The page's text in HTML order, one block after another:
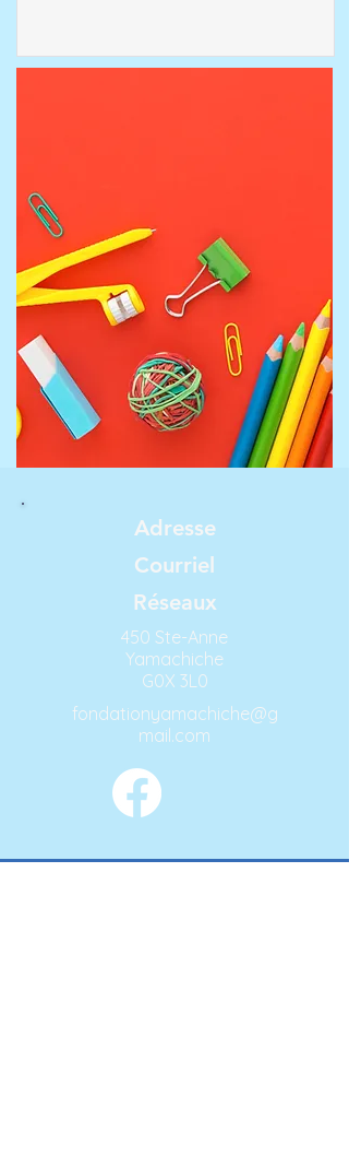
Adresse
Courriel
Réseaux
450 Ste-Anne
Yamachiche
G0X 3L0
fondationyamachiche@g
mail.com